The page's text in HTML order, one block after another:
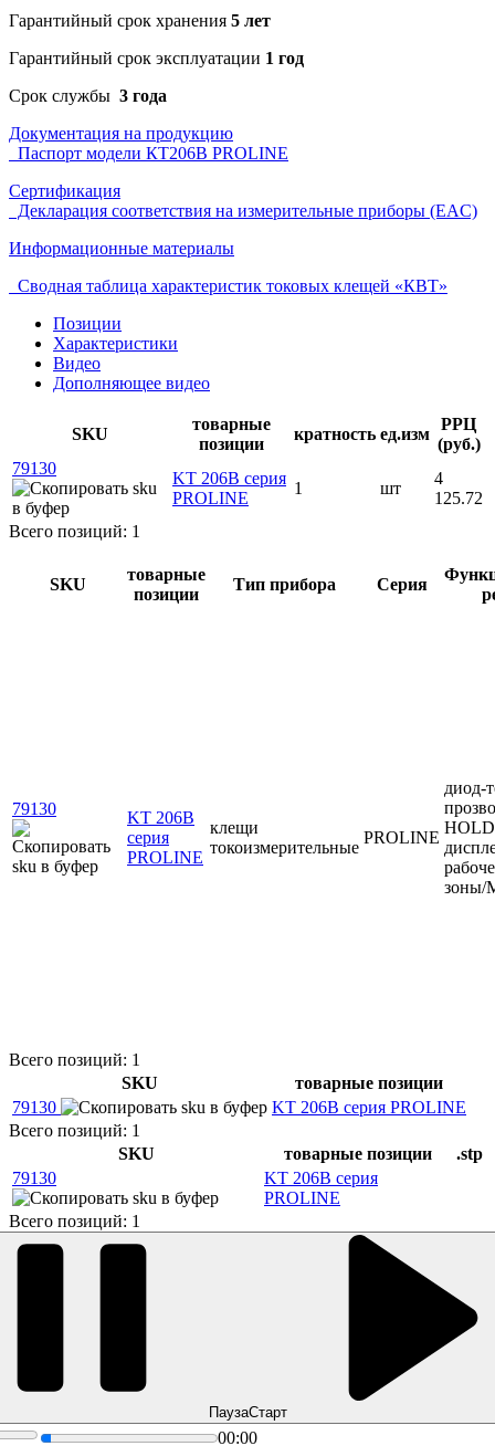
Гарантийный срок хранения 5 лет
Гарантийный срок эксплуатации 1 год
Срок службы 3 года
Документация на продукцию
Паспорт модели КТ206B PROLINE
Сертификация
Декларация соответствия на измерительные приборы (EAC)
Информационные материалы
Сводная таблица характеристик токовых клещей «КВТ»
Позиции
Характеристики
Видео
Дополняющее видео
SKU
товарные
позиции
кратность ед.изм
РРЦ
(руб.)
79130
KT 206B серия
PROLINE
1 шт
4
125.72
Всего позиций: 1
SKU
товарные
позиции
Тип прибора Серия
79130
KT 206B
серия
PROLINE
клещи
токоизмерительные
PROLINE
диод-
зоны/
Всего позиций: 1
SKU
товарные позиции
79130
KT 206B серия PROLINE
Всего позиций: 1
SKU
товарные позиции
.stp
79130
KT 206B серия
PROLINE
Всего позиций: 1
ПаузаСтарт
00:00